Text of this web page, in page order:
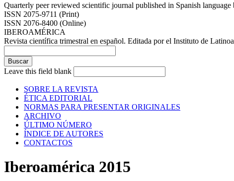
Quarterly peer reviewed scientific journal published in Spanish
ISSN 2075-9711 (Print)
ISSN 2076-8400 (Online)
IBEROAMÉRICA
Revista científica trimestral en español. Editada por el Instituto de
Leave this field blank
SOBRE LA REVISTA
ÉTICA EDITORIAL
NORMAS PARA PRESENTAR ORIGINALES
ARCHIVO
ÚLTIMO NÚMERO
ÍNDICE DE AUTORES
CONTACTOS
Iberoamérica 2015